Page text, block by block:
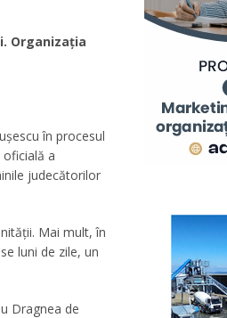
Organizația
în procesul
a
judecătorilor
Mai mult, în
luni de zile, un
Dragnea de